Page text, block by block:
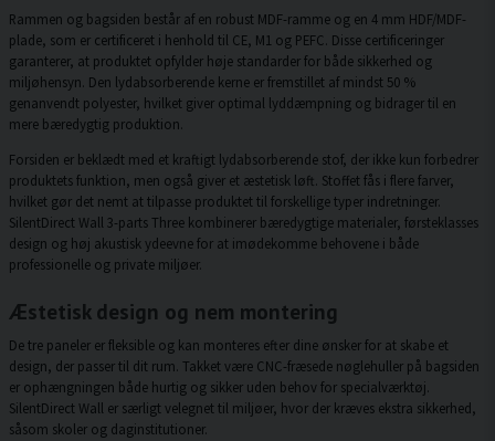
Rammen og bagsiden består af en robust MDF-ramme og en 4 mm HDF/MDF-
plade, som er certificeret i henhold til CE, M1 og PEFC. Disse certificeringer
garanterer, at produktet opfylder høje standarder for både sikkerhed og
miljøhensyn. Den lydabsorberende kerne er fremstillet af mindst 50 %
genanvendt polyester, hvilket giver optimal lyddæmpning og bidrager til en
mere bæredygtig produktion.
Forsiden er beklædt med et kraftigt lydabsorberende stof, der ikke kun forbedrer
produktets funktion, men også giver et æstetisk løft. Stoffet fås i flere farver,
hvilket gør det nemt at tilpasse produktet til forskellige typer indretninger.
SilentDirect Wall 3-parts Three kombinerer bæredygtige materialer, førsteklasses
design og høj akustisk ydeevne for at imødekomme behovene i både
professionelle og private miljøer.
Æstetisk design og nem montering
De tre paneler er fleksible og kan monteres efter dine ønsker for at skabe et
design, der passer til dit rum. Takket være CNC-fræsede nøglehuller på bagsiden
er ophængningen både hurtig og sikker uden behov for specialværktøj.
SilentDirect Wall er særligt velegnet til miljøer, hvor der kræves ekstra sikkerhed,
såsom skoler og daginstitutioner.